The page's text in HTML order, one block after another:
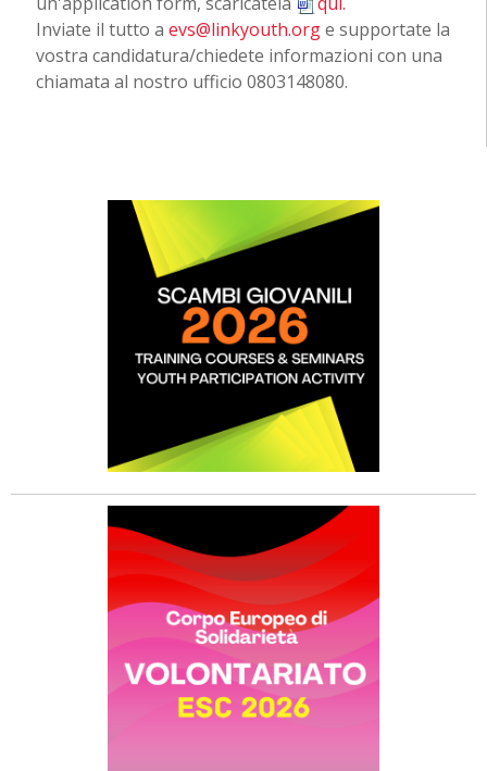
Inviate il tutto a evs@linkyouth.orge supportate la
vostra candidatura/chiedete informazioni con una
chiamata al nostro ufficio 0803148080.